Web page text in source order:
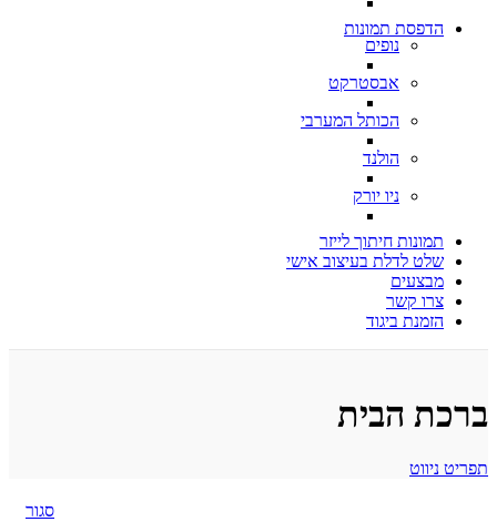
הדפסת תמונות
נופים
אבסטרקט
הכותל המערבי
הולנד
ניו יורק
תמונות חיתוך לייזר
שלט לדלת בעיצוב אישי
מבצעים
צרו קשר
הזמנת ביגוד
ברכת הבית
תפריט ניווט
סגור